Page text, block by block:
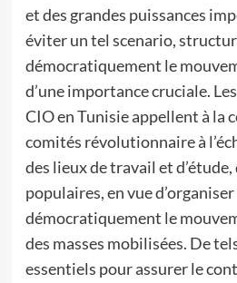
et des grandes puissances
éviter un tel scenario,
démocratiquement le
d’une importance cruciale.
CIO en Tunisie appellent à la
comités révolutionnaire à
des lieux de travail et
populaires, en vue
démocratiquement le
des masses mobilisées. De
essentiels pour assurer le